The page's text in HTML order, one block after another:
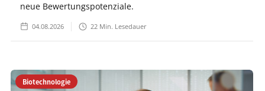
neue Bewertungspotenziale.
04.08.2026 22 Min. Lesedauer
Biotechnologie